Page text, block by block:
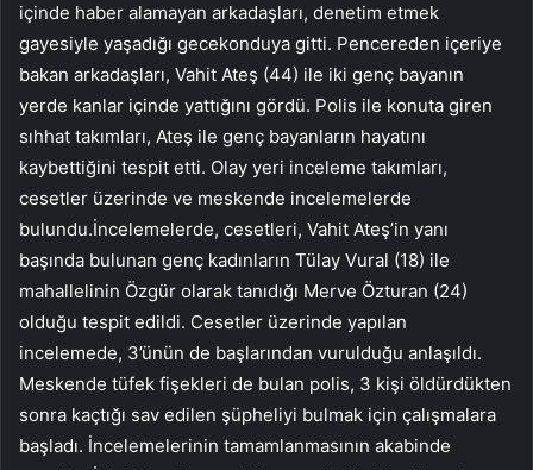
içinde haber alamayan arkadaşları, denetim etmek
gayesiyle yaşadığı gecekonduya gitti. Pencereden içeriye
bakan arkadaşları, Vahit Ateş (44) ile iki genç bayanın
yerde kanlar içinde yattığını gördü. Polis ile konuta giren
sıhhat takımları, Ateş ile genç bayanların hayatını
kaybettiğini tespit etti. Olay yeri inceleme takımları,
cesetler üzerinde ve meskende incelemelerde
bulundu.İncelemelerde, cesetleri, Vahit Ateş’in yanı
başında bulunan genç kadınların Tülay Vural (18) ile
mahallelinin Özgür olarak tanıdığı Merve Özturan (24)
olduğu tespit edildi. Cesetler üzerinde yapılan
incelemede, 3’ünün de başlarından vurulduğu anlaşıldı.
Meskende tüfek fişekleri de bulan polis, 3 kişi öldürdükten
sonra kaçtığı sav edilen şüpheliyi bulmak için çalışmalara
başladı. İncelemelerinin tamamlanmasının akabinde